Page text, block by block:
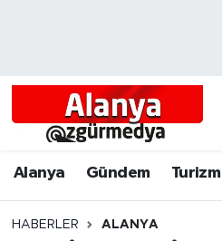
Alanya Gündem Turizm
HABERLER ALANYA
Alanyum
Alanya Hava Durumu